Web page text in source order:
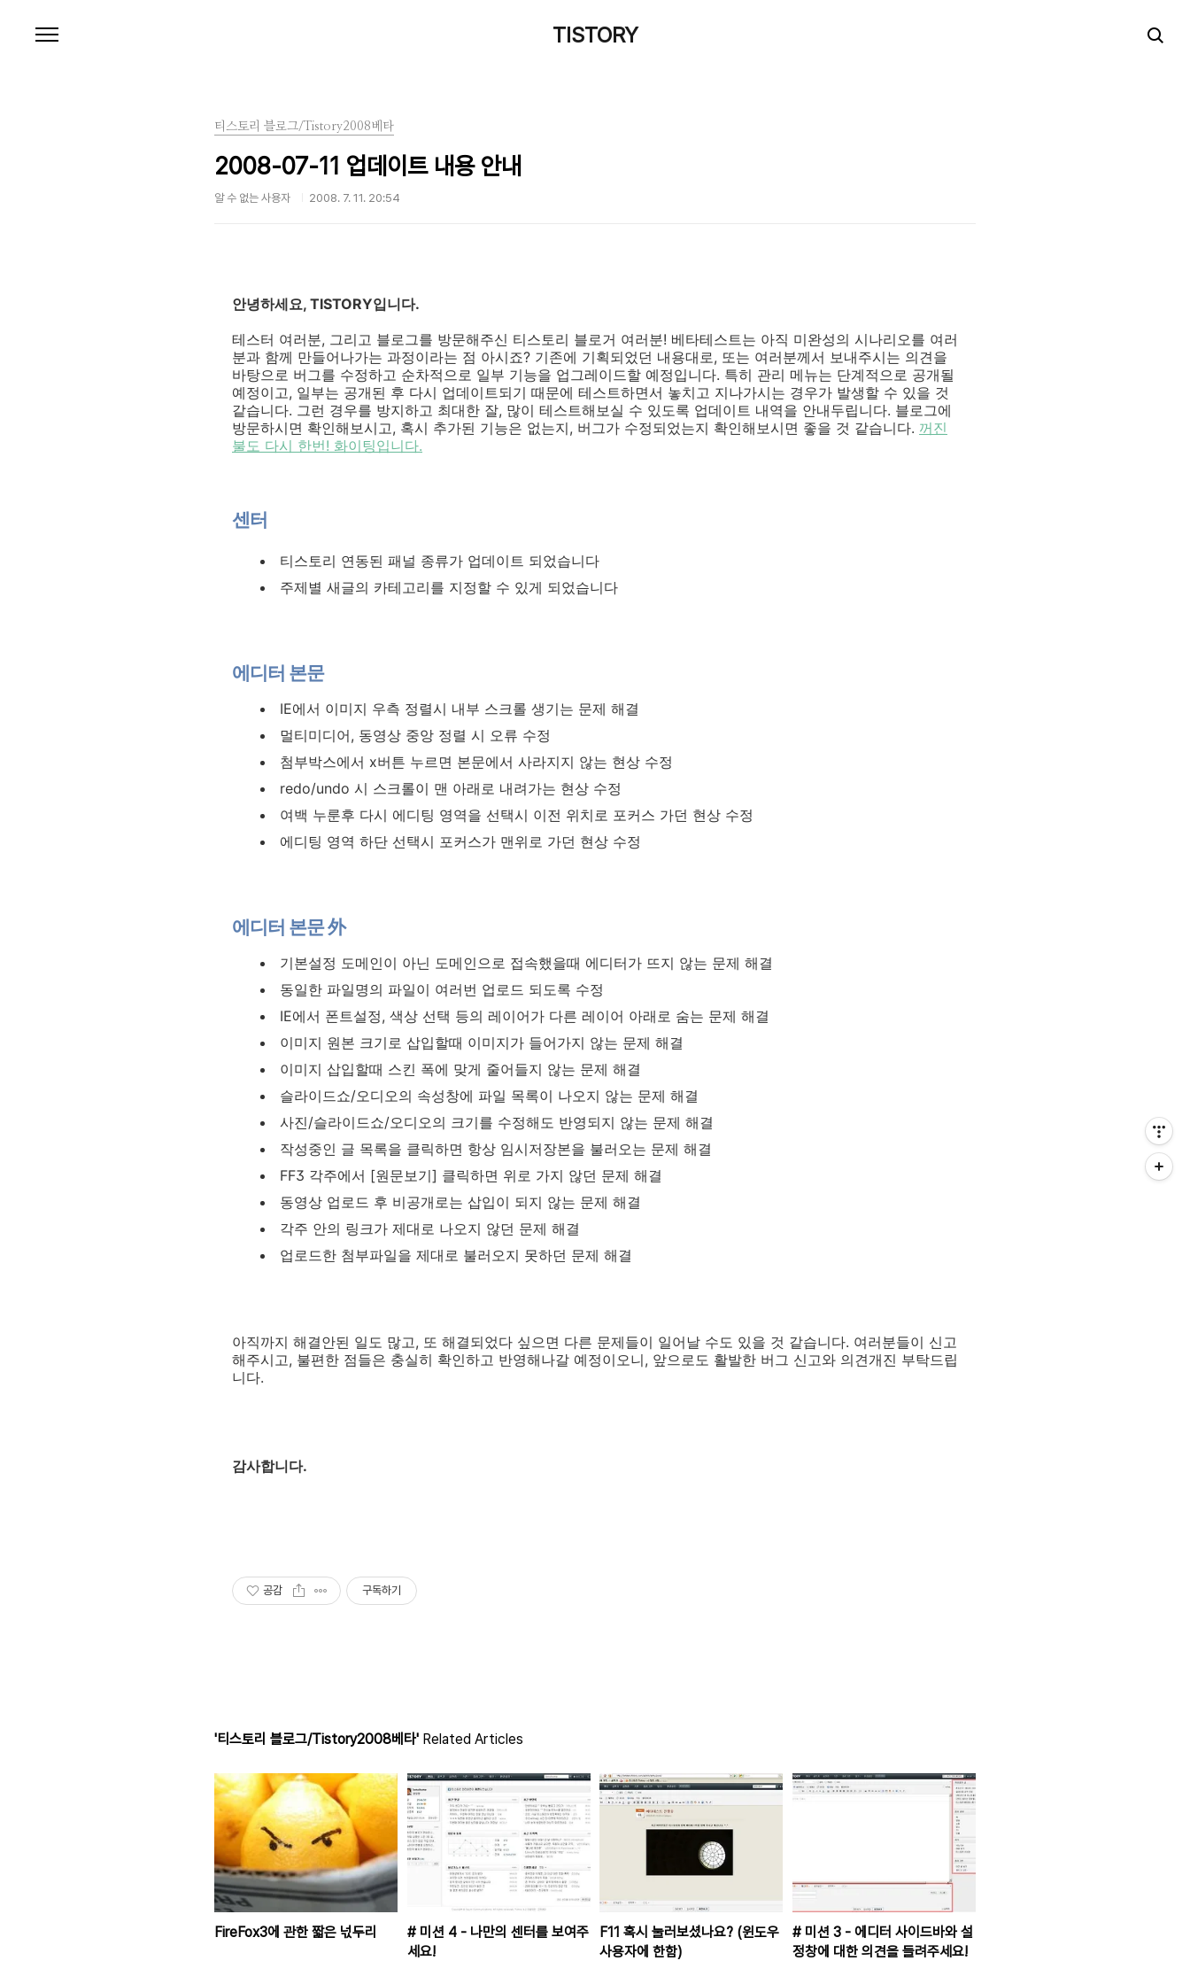
TISTORY
티스토리 블로그/Tistory2008베타
2008-07-11 업데이트 내용 안내
알 수 없는 사용자 2008. 7. 11. 20:54
안녕하세요, TISTORY입니다.
테스터 여러분, 그리고 블로그를 방문해주신 티스토리 블로거 여러분! 베타테스트는 아직 미완성의 시나리오를 여러
분과 함께 만들어나가는 과정이라는 점 아시죠? 기존에 기획되었던 내용대로, 또는 여러분께서 보내주시는 의견을
바탕으로 버그를 수정하고 순차적으로 일부 기능을 업그레이드할 예정입니다. 특히 관리 메뉴는 단계적으로 공개될
예정이고, 일부는 공개된 후 다시 업데이트되기 때문에 테스트하면서 놓치고 지나가시는 경우가 발생할 수 있을 것
같습니다. 그런 경우를 방지하고 최대한 잘, 많이 테스트해보실 수 있도록 업데이트 내역을 안내두립니다. 블로그에
방문하시면 확인해보시고, 혹시 추가된 기능은 없는지, 버그가 수정되었는지 확인해보시면 좋을 것 같습니다. 꺼진
불도 다시 한번! 화이팅입니다.
센터
티스토리 연동된 패널 종류가 업데이트 되었습니다
주제별 새글의 카테고리를 지정할 수 있게 되었습니다
에디터 본문
IE에서 이미지 우측 정렬시 내부 스크롤 생기는 문제 해결
멀티미디어, 동영상 중앙 정렬 시 오류 수정
첨부박스에서 x버튼 누르면 본문에서 사라지지 않는 현상 수정
redo/undo 시 스크롤이 맨 아래로 내려가는 현상 수정
여백 누룬후 다시 에디팅 영역을 선택시 이전 위치로 포커스 가던 현상 수정
에디팅 영역 하단 선택시 포커스가 맨위로 가던 현상 수정
에디터 본문 外
기본설정 도메인이 아닌 도메인으로 접속했을때 에디터가 뜨지 않는 문제 해결
동일한 파일명의 파일이 여러번 업로드 되도록 수정
IE에서 폰트설정, 색상 선택 등의 레이어가 다른 레이어 아래로 숨는 문제 해결
이미지 원본 크기로 삽입할때 이미지가 들어가지 않는 문제 해결
이미지 삽입할때 스킨 폭에 맞게 줄어들지 않는 문제 해결
슬라이드쇼/오디오의 속성창에 파일 목록이 나오지 않는 문제 해결
사진/슬라이드쇼/오디오의 크기를 수정해도 반영되지 않는 문제 해결
작성중인 글 목록을 클릭하면 항상 임시저장본을 불러오는 문제 해결
FF3 각주에서 [원문보기] 클릭하면 위로 가지 않던 문제 해결
동영상 업로드 후 비공개로는 삽입이 되지 않는 문제 해결
각주 안의 링크가 제대로 나오지 않던 문제 해결
업로드한 첨부파일을 제대로 불러오지 못하던 문제 해결
아직까지 해결안된 일도 많고, 또 해결되었다 싶으면 다른 문제들이 일어날 수도 있을 것 같습니다. 여러분들이 신고
해주시고, 불편한 점들은 충실히 확인하고 반영해나갈 예정이오니, 앞으로도 활발한 버그 신고와 의견개진 부탁드립
니다.
감사합니다.
공감 구독하기
'티스토리 블로그/Tistory2008베타' Related Articles
FireFox3에 관한 짧은 넋두리
# 미션 4 - 나만의 센터를 보여주
세요!
F11 혹시 눌러보셨나요? (윈도우
사용자에 한함)
# 미션 3 - 에디터 사이드바와 설
정창에 대한 의견을 들려주세요!